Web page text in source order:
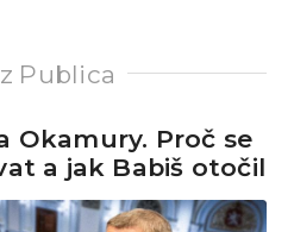
Publica
Okamury. Proč se
a jak Babiš otočil